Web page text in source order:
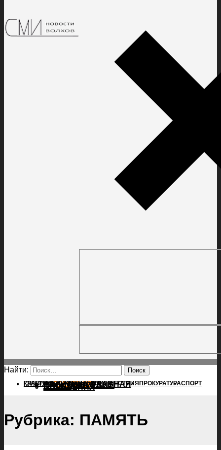
Найти:
ГЛАВНАЯПОЛИТИКАПРОИСШЕСТВИЯ ПРОКУРАТУРАСПОРТ
КУЛЬТУРАПОСЕЛЕНИЯГЛАВНАЯ
ПОЛИТИКА
ПРОИСШЕСТВИЯ
ПРОКУРАТУРА
СПОРТ
КУЛЬТУРА
ПОСЕЛЕНИЯ
Рубрика: ПАМЯТЬ